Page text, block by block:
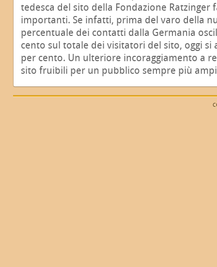
tedesca del sito della Fondazione Ratzinger
importanti. Se infatti, prima del varo della
percentuale dei contatti dalla Germania
cento sul totale dei visitatori del sito, oggi si
per cento. Un ulteriore incoraggiamento a
sito fruibili per un pubblico sempre più